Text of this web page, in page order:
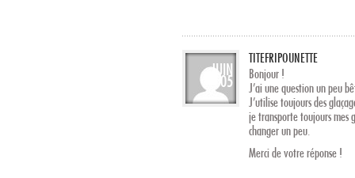
JUIN
05
TITEFRIPOUNETTE
Bonjour !
J’ai une question un peu
J’utilise toujours des
je transporte toujours mes
changer un peu.
Merci de votre réponse !